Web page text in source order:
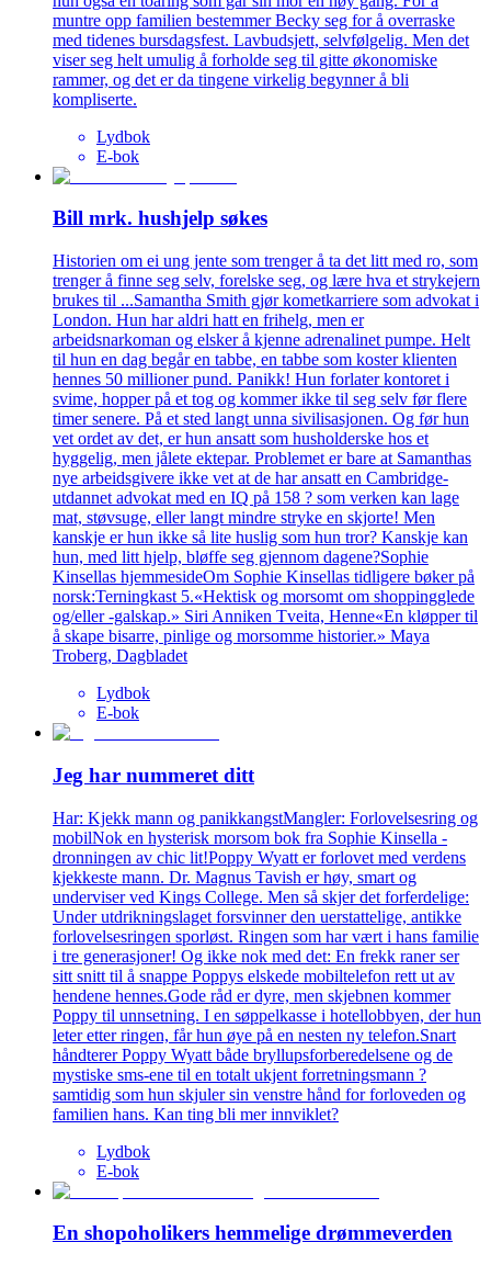
muntre opp familien bestemmer Becky seg for å overraske
med tidenes bursdagsfest. Lavbudsjett, selvfølgelig. Men det
viser seg helt umulig å forholde seg til gitte økonomiske
rammer, og det er da tingene virkelig begynner å bli
kompliserte.
Lydbok
E-bok
Bill mrk. hushjelp søkes
Historien om ei ung jente som trenger å ta det litt med ro, som
trenger å finne seg selv, forelske seg, og lære hva et strykejern
brukes til ...Samantha Smith gjør kometkarriere som advokat i
London. Hun har aldri hatt en frihelg, men er
arbeidsnarkoman og elsker å kjenne adrenalinet pumpe. Helt
til hun en dag begår en tabbe, en tabbe som koster klienten
hennes 50 millioner pund. Panikk! Hun forlater kontoret i
svime, hopper på et tog og kommer ikke til seg selv før flere
timer senere. På et sted langt unna sivilisasjonen. Og før hun
vet ordet av det, er hun ansatt som husholderske hos et
hyggelig, men jålete ektepar. Problemet er bare at Samanthas
nye arbeidsgivere ikke vet at de har ansatt en Cambridge-
utdannet advokat med en IQ på 158 ? som verken kan lage
mat, støvsuge, eller langt mindre stryke en skjorte! Men
kanskje er hun ikke så lite huslig som hun tror? Kanskje kan
hun, med litt hjelp, bløffe seg gjennom dagene?Sophie
Kinsellas hjemmesideOm Sophie Kinsellas tidligere bøker på
norsk:Terningkast 5.«Hektisk og morsomt om shoppingglede
og/eller -galskap.» Siri Anniken Tveita, Henne«En kløpper til
å skape bisarre, pinlige og morsomme historier.» Maya
Troberg, Dagbladet
Lydbok
E-bok
Jeg har nummeret ditt
Har: Kjekk mann og panikkangstMangler: Forlovelsesring og
mobilNok en hysterisk morsom bok fra Sophie Kinsella -
dronningen av chic lit!Poppy Wyatt er forlovet med verdens
kjekkeste mann. Dr. Magnus Tavish er høy, smart og
underviser ved Kings College. Men så skjer det forferdelige:
Under utdrikningslaget forsvinner den uerstattelige, antikke
forlovelsesringen sporløst. Ringen som har vært i hans familie
i tre generasjoner! Og ikke nok med det: En frekk raner ser
sitt snitt til å snappe Poppys elskede mobiltelefon rett ut av
hendene hennes.Gode råd er dyre, men skjebnen kommer
Poppy til unnsetning. I en søppelkasse i hotellobbyen, der hun
leter etter ringen, får hun øye på en nesten ny telefon.Snart
håndterer Poppy Wyatt både bryllupsforberedelsene og de
mystiske sms-ene til en totalt ukjent forretningsmann ?
samtidig som hun skjuler sin venstre hånd for forloveden og
familien hans. Kan ting bli mer innviklet?
Lydbok
E-bok
En shopoholikers hemmelige drømmeverden